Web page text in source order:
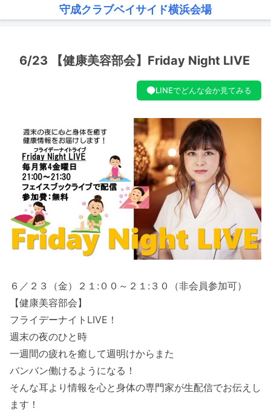
守成クラブベイサイド横浜会場
6/23 【健康美容部会】Friday Night LIVE
LINEでどんな会か見てみる
６／２３（金）２１:００～２１:３０（非会員参加可）
【健康美容部会】
フライデーナイトLIVE！
週末の夜のひと時
一週間の疲れを癒して週明けからまた
バンバン働けるようになる！
そんな耳より情報を心と身体の専門家が生配信でお伝えし
ます！